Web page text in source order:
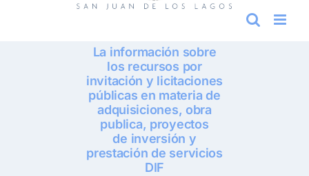
La información sobre
los recursos por
invitación y licitaciones
públicas en materia de
adquisiciones, obra
publica, proyectos
de inversión y
prestación de servicios
DIF